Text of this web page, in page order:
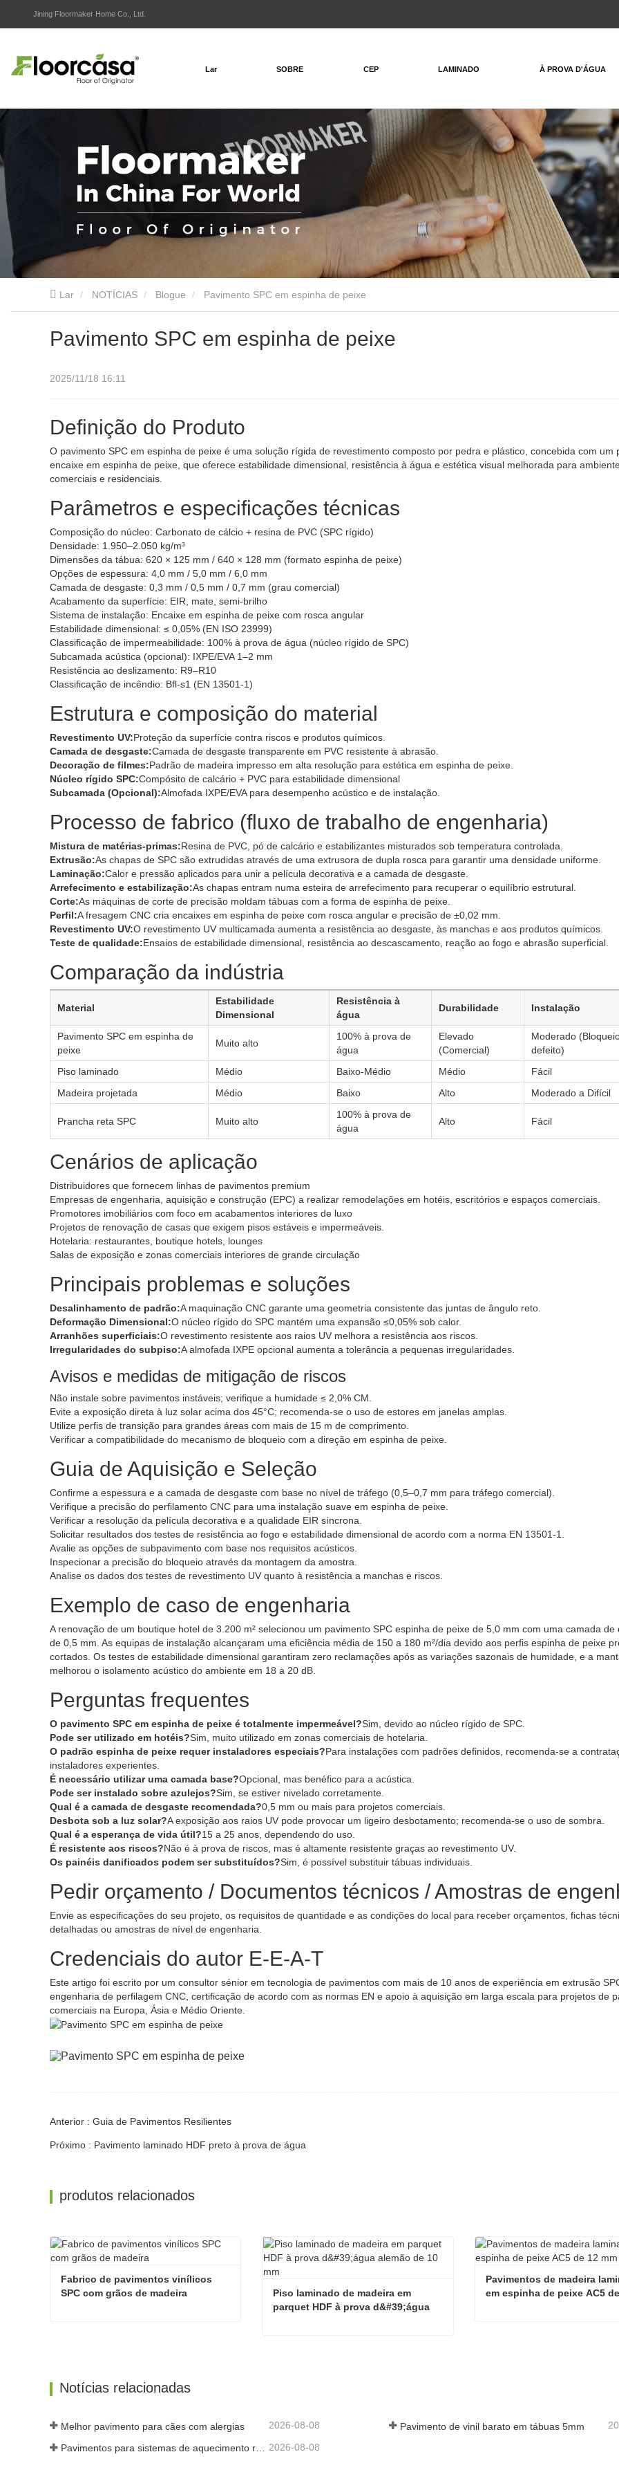
Jining Floormaker Home Co., Ltd.
Lar SOBRE CEP LAMINADO À PROVA D'ÁGUA
Lar NOTÍCIAS Blogue Pavimento SPC em espinha de peixe
Pavimento SPC em espinha de peixe
2025/11/18 16:11
Definição do Produto
O pavimento SPC em espinha de peixe é uma solução rígida de revestimento composto por pedra e plástico, concebida com um
encaixe em espinha de peixe, que oferece estabilidade dimensional, resistência à água e estética visual melhorada para
comerciais e residenciais.
Parâmetros e especificações técnicas
Composição do núcleo: Carbonato de cálcio + resina de PVC (SPC rígido)
Densidade: 1.950–2.050 kg/m³
Dimensões da tábua: 620 × 125 mm / 640 × 128 mm (formato espinha de peixe)
Opções de espessura: 4,0 mm / 5,0 mm / 6,0 mm
Camada de desgaste: 0,3 mm / 0,5 mm / 0,7 mm (grau comercial)
Acabamento da superfície: EIR, mate, semi-brilho
Sistema de instalação: Encaixe em espinha de peixe com rosca angular
Estabilidade dimensional: ≤ 0,05% (EN ISO 23999)
Classificação de impermeabilidade: 100% à prova de água (núcleo rígido de SPC)
Subcamada acústica (opcional): IXPE/EVA 1–2 mm
Resistência ao deslizamento: R9–R10
Classificação de incêndio: Bfl-s1 (EN 13501-1)
Estrutura e composição do material
Revestimento UV:Proteção da superfície contra riscos e produtos químicos.
Camada de desgaste:Camada de desgaste transparente em PVC resistente à abrasão.
Decoração de filmes:Padrão de madeira impresso em alta resolução para estética em espinha de peixe.
Núcleo rígido SPC:Compósito de calcário + PVC para estabilidade dimensional
Subcamada (Opcional):Almofada IXPE/EVA para desempenho acústico e de instalação.
Processo de fabrico (fluxo de trabalho de engenharia)
Mistura de matérias-primas:Resina de PVC, pó de calcário e estabilizantes misturados sob temperatura controlada.
Extrusão:As chapas de SPC são extrudidas através de uma extrusora de dupla rosca para garantir uma densidade uniforme.
Laminação:Calor e pressão aplicados para unir a película decorativa e a camada de desgaste.
Arrefecimento e estabilização:As chapas entram numa esteira de arrefecimento para recuperar o equilíbrio estrutural.
Corte:As máquinas de corte de precisão moldam tábuas com a forma de espinha de peixe.
Perfil:A fresagem CNC cria encaixes em espinha de peixe com rosca angular e precisão de ±0,02 mm.
Revestimento UV:O revestimento UV multicamada aumenta a resistência ao desgaste, às manchas e aos produtos químicos.
Teste de qualidade:Ensaios de estabilidade dimensional, resistência ao descascamento, reação ao fogo e abrasão superficial.
Comparação da indústria
Material
Estabilidade
Dimensional
Resistência à
água
Durabilidade Instalação
Pavimento SPC em espinha de
peixe
Muito alto
100% à prova de
água
Elevado
(Comercial)
Moderado
defeito)
Piso laminado
Médio Baixo-Médio Médio
Fácil
Madeira projetada
Médio Baixo Alto Moderado a Difícil
Prancha reta SPC Muito alto
100% à prova de
água
Alto Fácil
Cenários de aplicação
Distribuidores que fornecem linhas de pavimentos premium
Empresas de engenharia, aquisição e construção (EPC) a realizar remodelações em hotéis, escritórios e espaços comerciais.
Promotores imobiliários com foco em acabamentos interiores de luxo
Projetos de renovação de casas que exigem pisos estáveis ​​e impermeáveis.
Hotelaria: restaurantes, boutique hotels, lounges
Salas de exposição e zonas comerciais interiores de grande circulação
Principais problemas e soluções
Desalinhamento de padrão:A maquinação CNC garante uma geometria consistente das juntas de ângulo reto.
Deformação Dimensional:O núcleo rígido do SPC mantém uma expansão ≤0,05% sob calor.
Arranhões superficiais:O revestimento resistente aos raios UV melhora a resistência aos riscos.
Irregularidades do subpiso:A almofada IXPE opcional aumenta a tolerância a pequenas irregularidades.
Avisos e medidas de mitigação de riscos
Não instale sobre pavimentos instáveis; verifique a humidade ≤ 2,0% CM.
Evite a exposição direta à luz solar acima dos 45°C; recomenda-se o uso de estores em janelas amplas.
Utilize perfis de transição para grandes áreas com mais de 15 m de comprimento.
Verificar a compatibilidade do mecanismo de bloqueio com a direção em espinha de peixe.
Guia de Aquisição e Seleção
Confirme a espessura e a camada de desgaste com base no nível de tráfego (0,5–0,7 mm para tráfego comercial).
Verifique a precisão do perfilamento CNC para uma instalação suave em espinha de peixe.
Verificar a resolução da película decorativa e a qualidade EIR síncrona.
Solicitar resultados dos testes de resistência ao fogo e estabilidade dimensional de acordo com a norma EN 13501-1.
Avalie as opções de subpavimento com base nos requisitos acústicos.
Inspecionar a precisão do bloqueio através da montagem da amostra.
Analise os dados dos testes de revestimento UV quanto à resistência a manchas e riscos.
Exemplo de caso de engenharia
A renovação de um boutique hotel de 3.200 m² selecionou um pavimento SPC espinha de peixe de 5,0 mm com uma camada de
de 0,5 mm. As equipas de instalação alcançaram uma eficiência média de 150 a 180 m²/dia devido aos perfis espinha de peixe
cortados. Os testes de estabilidade dimensional garantiram zero reclamações após as variações sazonais de humidade, e a
melhorou o isolamento acústico do ambiente em 18 a 20 dB.
Perguntas frequentes
O pavimento SPC em espinha de peixe é totalmente impermeável?Sim, devido ao núcleo rígido de SPC.
Pode ser utilizado em hotéis?Sim, muito utilizado em zonas comerciais de hotelaria.
O padrão espinha de peixe requer instaladores especiais?Para instalações com padrões definidos, recomenda-se a
instaladores experientes.
É necessário utilizar uma camada base?Opcional, mas benéfico para a acústica.
Pode ser instalado sobre azulejos?Sim, se estiver nivelado corretamente.
Qual é a camada de desgaste recomendada?0,5 mm ou mais para projetos comerciais.
Desbota sob a luz solar?A exposição aos raios UV pode provocar um ligeiro desbotamento; recomenda-se o uso de sombra.
Qual é a esperança de vida útil?15 a 25 anos, dependendo do uso.
É resistente aos riscos?Não é à prova de riscos, mas é altamente resistente graças ao revestimento UV.
Os painéis danificados podem ser substituídos?Sim, é possível substituir tábuas individuais.
Pedir orçamento / Documentos técnicos / Amostras de
Envie as especificações do seu projeto, os requisitos de quantidade e as condições do local para receber orçamentos, fichas
detalhadas ou amostras de nível de engenharia.
Credenciais do autor E-E-A-T
Este artigo foi escrito por um consultor sénior em tecnologia de pavimentos com mais de 10 anos de experiência em extrusão
engenharia de perfilagem CNC, certificação de acordo com as normas EN e apoio à aquisição em larga escala para projetos de
comerciais na Europa, Ásia e Médio Oriente.
Anterior : Guia de Pavimentos Resilientes
Próximo : Pavimento laminado HDF preto à prova de água
produtos relacionados
Fabrico de pavimentos vinílicos
SPC com grãos de madeira
Piso laminado de madeira em
parquet HDF à prova d&#39;água
Pavimentos de madeira
em espinha de peixe AC5
Notícias relacionadas
Melhor pavimento para cães com alergias 2026-08-08 Pavimento de vinil barato em tábuas 5mm
2026-08-08